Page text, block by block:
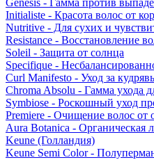
Genesis - Гамма против
Initialiste - Красота волос от
Nutritive - Для сухих и
Resistance - Восстановление
Soleil - Защита от солнца
Specifique -
Curl Manifesto - Уход за
Chroma Absolu - Гамма ухода
Symbiose - Роскошный уход
Premiere - Очищение волос от
Aura Botanica - Органическая
Keune (Голландия)
Keune Semi Color -